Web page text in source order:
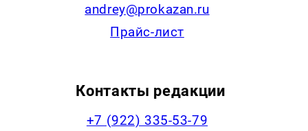
andrey@prokazan.ru
Прайс-лист
Контакты редакции
+7 (922) 335-53-79